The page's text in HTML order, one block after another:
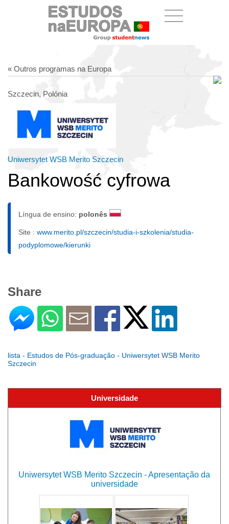
« Outros programas na Europa
Szczecin, Polónia
Uniwersytet WSB Merito Szczecin
Bankowość cyfrowa
Língua de ensino: polonês
Site : www.merito.pl/szczecin/studia-i-szkolenia/studia-
podyplomowe/kierunki
Share
lista - Estudos de Pós-graduação - Uniwersytet WSB Merito
Szczecin
Universidade
Uniwersytet WSB Merito Szczecin - Apresentação da
universidade